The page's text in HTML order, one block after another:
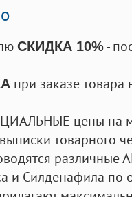
СКИДКА 10%-
при заказе
цены на
товарного
и Силденафила по